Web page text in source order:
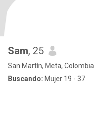
Sam, 25
San Martín, Meta, Colombia
Buscando: Mujer 19 - 37